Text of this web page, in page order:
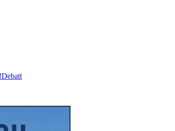
Debatt